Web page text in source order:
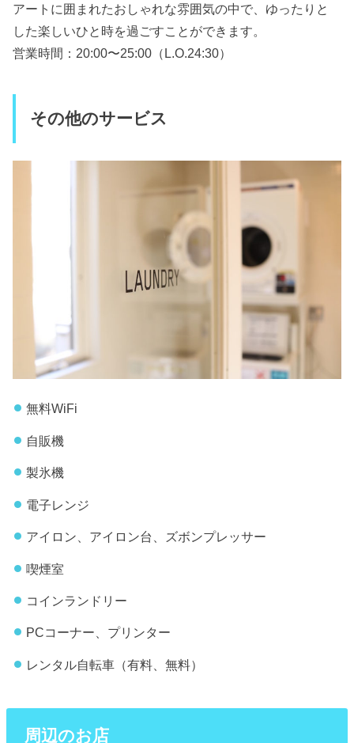
アートに囲まれたおしゃれな雰囲気の中で、ゆったりと
した楽しいひと時を過ごすことができます。
営業時間：20:00〜25:00（L.O.24:30）
その他のサービス
無料WiFi
自販機
製氷機
電子レンジ
アイロン、アイロン台、ズボンプレッサー
喫煙室
コインランドリー
PCコーナー、プリンター
レンタル自転車（有料、無料）
周辺のお店